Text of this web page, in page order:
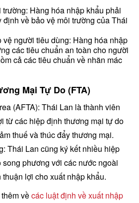
Hàng hóa nhập khẩu phải
định về bảo vệ môi trường của Thái
vệ người tiêu dùng: Hàng hóa nhập
các tiêu chuẩn an toàn cho người
cả các tiêu chuẩn về nhãn mác
Mại Tự Do (FTA)
(AFTA): Thái Lan là thành viên
từ các hiệp định thương mại tự do
thuế và thúc đẩy thương mại.
Thái Lan cũng ký kết nhiều hiệp
phương với các nước ngoài
lợi cho xuất nhập khẩu.
vềcác luật định về xuất nhập